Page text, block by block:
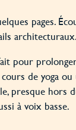
pages.
architecturaux.
pour
de yoga
presque hors
à voix basse.